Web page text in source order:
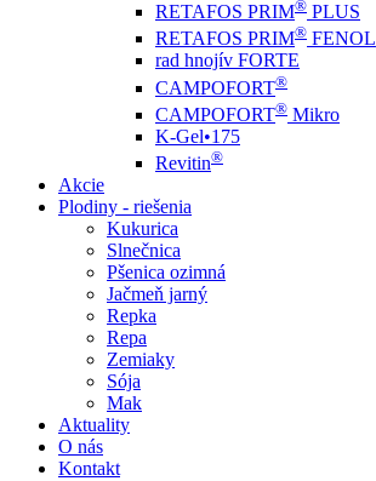
RETAFOS PRIM® PLUS
RETAFOS PRIM® FENOL
rad hnojív FORTE
CAMPOFORT®
CAMPOFORT® Mikro
K-Gel•175
Revitin®
Akcie
Plodiny - riešenia
Kukurica
Slnečnica
Pšenica ozimná
Jačmeň jarný
Repka
Repa
Zemiaky
Sója
Mak
Aktuality
O nás
Kontakt